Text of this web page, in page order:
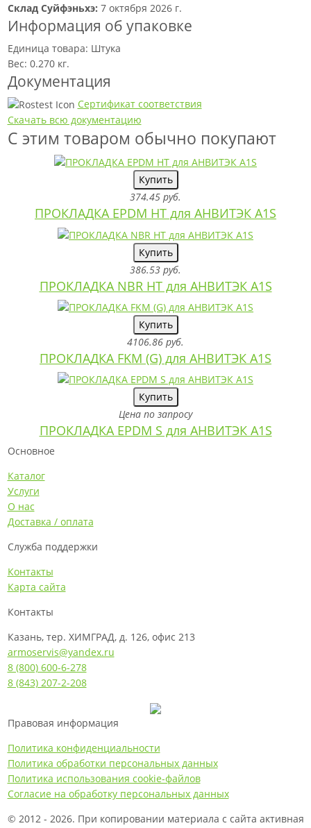
Склад Суйфэньхэ: 7 октября 2026 г.
Информация об упаковке
Единица товара: Штука
Вес: 0.270 кг.
Документация
Сертификат соответствия
Скачать всю документацию
С этим товаром обычно покупают
Купить
374.45 руб.
ПРОКЛАДКА EPDM HT для АНВИТЭК A1S
Купить
386.53 руб.
ПРОКЛАДКА NBR HT для АНВИТЭК A1S
Купить
4106.86 руб.
ПРОКЛАДКА FKM (G) для АНВИТЭК A1S
Купить
Цена по запросу
ПРОКЛАДКА EPDM S для АНВИТЭК A1S
Основное
Каталог
Услуги
О нас
Доставка / оплата
Служба поддержки
Контакты
Карта сайта
Контакты
Казань, тер. ХИМГРАД, д. 126, офис 213
armoservis@yandex.ru
8 (800) 600-6-278
8 (843) 207-2-208
Правовая информация
Политика конфиденциальности
Политика обработки персональных данных
Политика использования cookie-файлов
Согласие на обработку персональных данных
© 2012 - 2026. При копировании материала с сайта активная